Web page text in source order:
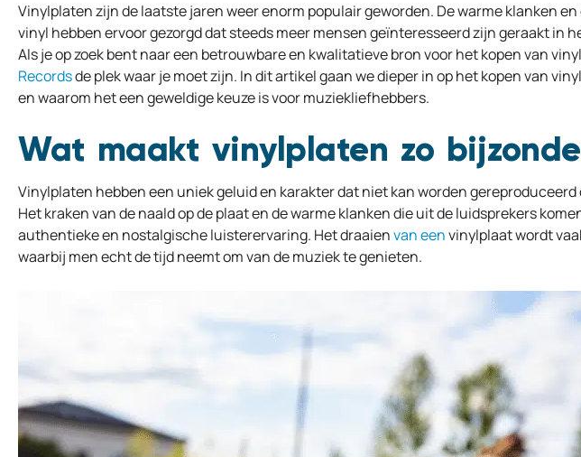
Vinylplaten zijn de laatste jaren weer enorm populair geworden. De warme klanken
vinyl hebben ervoor gezorgd dat steeds meer mensen geïnteresseerd zijn geraakt in
Als je op zoek bent naar een betrouwbare en kwalitatieve bron voor het kopen van
Recordsde plek waar je moet zijn. In dit artikel gaan we dieper in op het kopen van
en waarom het een geweldige keuze is voor muziekliefhebbers.
Wat maakt vinylplaten zo
Vinylplaten hebben een uniek geluid en karakter dat niet kan worden gereproduceerd
Het kraken van de naald op de plaat en de warme klanken die uit de luidsprekers
authentieke en nostalgische luisterervaring. Het draaienvan eenvinylplaat wordt
waarbij men echt de tijd neemt om van de muziek te genieten.